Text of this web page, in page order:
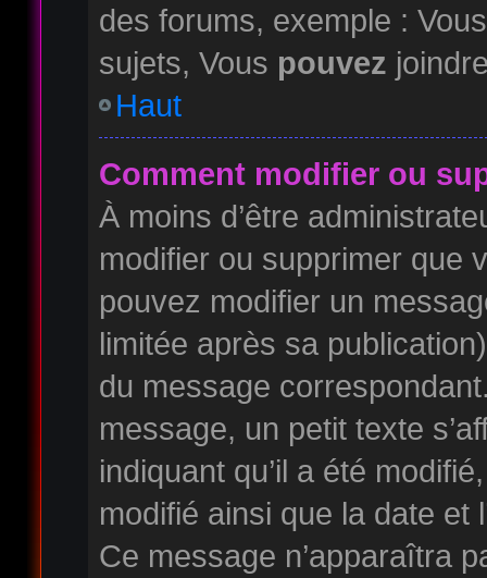
des forums, exemple :
sujets, Vous pouvez
Haut
Comment modifier ou
À moins d’être
modifier ou supprimer que
pouvez modifier un
limitée après sa
du message
message, un petit texte
indiquant qu’il a été
modifié ainsi que la date et
Ce message n’apparaîtra